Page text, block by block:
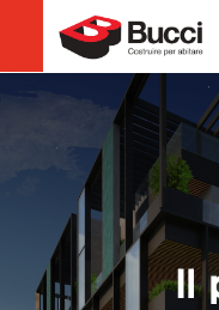
COSTRUIRE PER
CHI SIAMO
COSA FACCIAMO
IMPEGNO PER IL
Il